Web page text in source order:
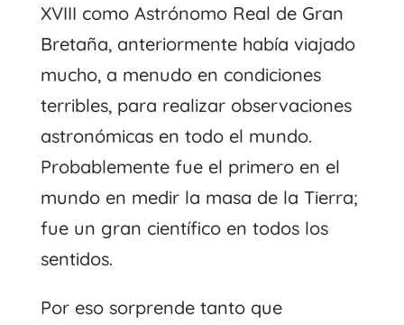
XVIII como Astrónomo Real de Gran
Bretaña, anteriormente había viajado
mucho, a menudo en condiciones
terribles, para realizar observaciones
astronómicas en todo el mundo.
Probablemente fue el primero en el
mundo en medir la masa de la Tierra;
fue un gran científico en todos los
sentidos.
Por eso sorprende tanto que